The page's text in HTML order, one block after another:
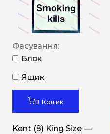
Фасування:
Блок
Ящик
В Кошик
Kent (8) King Size —